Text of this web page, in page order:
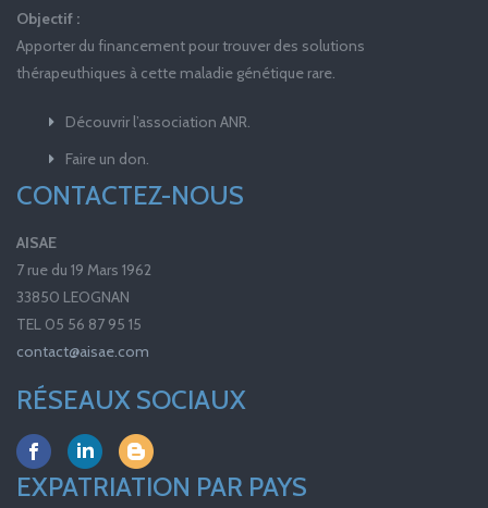
Objectif :
Apporter du financement pour trouver des solutions
thérapeuthiques à cette maladie génétique rare.
Découvrir l’association ANR.
Faire un don.
CONTACTEZ-NOUS
AISAE
7 rue du 19 Mars 1962
33850 LEOGNAN
TEL 05 56 87 95 15
contact@aisae.com
RÉSEAUX SOCIAUX
EXPATRIATION PAR PAYS